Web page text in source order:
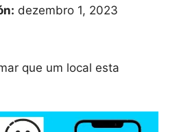
dezembro 1, 2023
que um local esta